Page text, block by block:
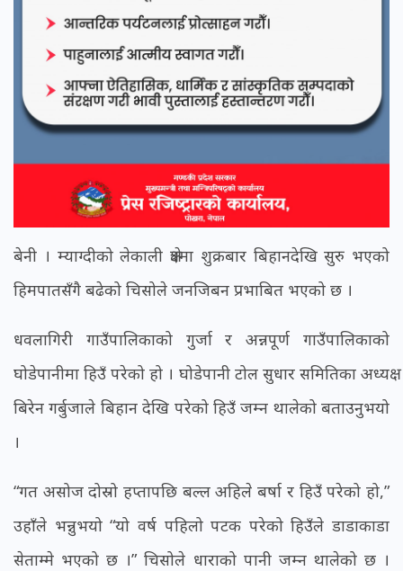
बेनी । म्याग्दीको लेकाली क्षेत्रमा शुक्रबार बिहानदेखि सुरु भएको
हिमपातसँगै बढेको चिसोले जनजिबन प्रभाबित भएको छ ।
धवलागिरी गाउँपालिकाको गुर्जा र अन्नपूर्ण गाउँपालिकाको
घोडेपानीमा हिउँ परेको हो । घोडेपानी टोल सुधार समितिका अध्यक्ष
बिरेन गर्बुजाले बिहान देखि परेको हिउँ जम्न थालेको बताउनुभयो
।
“गत असोज दोस्रो हप्तापछि बल्ल अहिले बर्षा र हिउँ परेको हो,”
उहाँले भन्नुभयो “यो वर्ष पहिलो पटक परेको हिउँले डाडाकाडा
सेताम्मे भएको छ ।” चिसोले धाराको पानी जम्न थालेको छ ।